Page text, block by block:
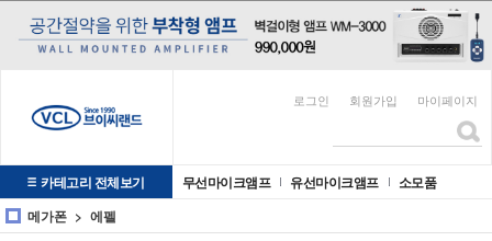
로그인 회원가입 마이페이지
카테고리 전체보기 무선마이크앰프 유선마이크앰프
소모품
메가폰
에펠